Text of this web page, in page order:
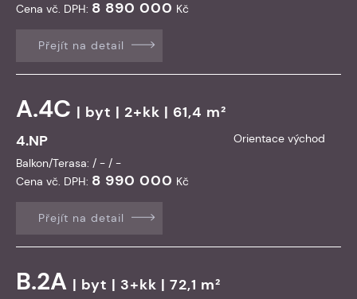
Cena vč. DPH: 8 890 000 Kč
Přejít na detail
A.4C | byt | 2+kk | 61,4 m²
4.NP
Orientace východ
Balkon/Terasa: / - / -
Cena vč. DPH: 8 990 000 Kč
Přejít na detail
B.2A | byt | 3+kk | 72,1 m²